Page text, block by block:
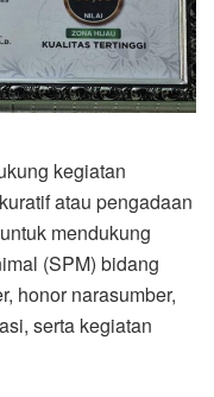
kegiatan
atau pengadaan
mendukung
(SPM) bidang
honor narasumber,
serta kegiatan